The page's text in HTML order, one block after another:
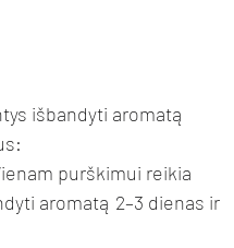
išbandyti aromatą
purškimui reikia
aromatą 2–3 dienas ir